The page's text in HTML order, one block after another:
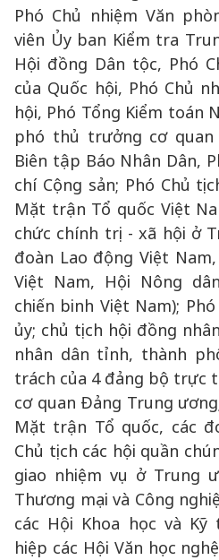
Phó Chủ nhiệm Văn
viên Ủy ban Kiểm tra
Hội đồng Dân tộc, Phó
của Quốc hội, Phó Chủ
hội, Phó Tổng Kiểm toán
phó thủ trưởng cơ quan
Biên tập Báo Nhân Dân,
chí Cộng sản; Phó Chủ
Mặt trận Tổ quốc Việt
chức chính trị - xã hội ở
đoàn Lao động Việt
Việt Nam, Hội Nông
chiến binh Việt Nam);
ủy; chủ tịch hội đồng
nhân dân tỉnh, thành
trách của 4 đảng bộ trực
cơ quan Đảng Trung
Mặt trận Tổ quốc, các
Chủ tịch các hội quần
giao nhiệm vụ ở Trung
Thương mại và Công
các Hội Khoa học và
hiệp các Hội Văn học